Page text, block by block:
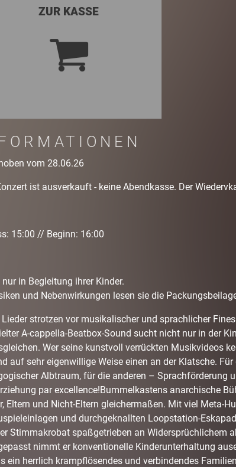
ZUR KASSE
vom 28.06.26
ist ausverkauft - keine Abendkasse. Der
15:00 // Beginn: 16:00
nur in Begleitung ihrer Kinder.
und Nebenwirkungen lesen sie die
Lieder strotzen vor musikalischer und sprachlicher
A-cappella-Beatbox-Sound sucht nicht nur in der
Wer seine kunstvoll verrückten Musikvideos
auf sehr eigenwillige Weise einen an der Klatsche. Für
Albtraum, für die anderen – Sprachförderung
par excellence!Bummelkastens anarchische
Eltern und Nicht-Eltern gleichermaßen. Mit viel Meta-
und durchgeknallten Loopstation-
Stimmakrobat spaßgetrieben an Widersprüchlichem
nimmt er konventionelle Kinderunterhaltung
ein herrlich krampflösendes und verbindendes